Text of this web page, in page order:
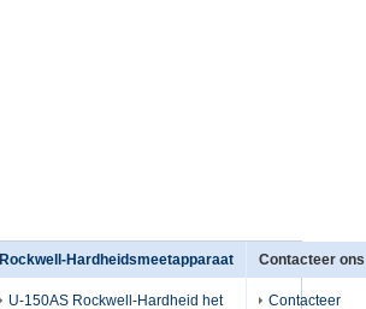
Rockwell-Hardheidsmeetapparaat
U-150AS Rockwell-Hardheid het
Contacteer ons
Contacteer